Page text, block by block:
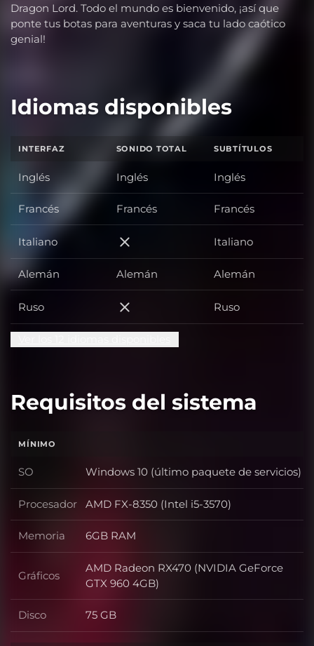
Dragon Lord. Todo el mundo es bienvenido, ¡así que
ponte tus botas para aventuras y saca tu lado caótico
genial!
Idiomas disponibles
INTERFAZ SONIDO TOTAL SUBTÍTULOS
Inglés Inglés Inglés
Francés Francés Francés
Italiano Italiano Italiano
Alemán Alemán Alemán
Ruso Ruso Ruso
Requisitos del sistema
MÍNIMO
SO SO
Windows 10 (último paquete de servicios)
Procesador Procesador
AMD FX-8350 (Intel i5-3570)
Memoria Memoria
6GB RAM
Gráficos Gráficos
AMD Radeon RX470 (NVIDIA GeForce
GTX 960 4GB)
Disco Disco
75 GB